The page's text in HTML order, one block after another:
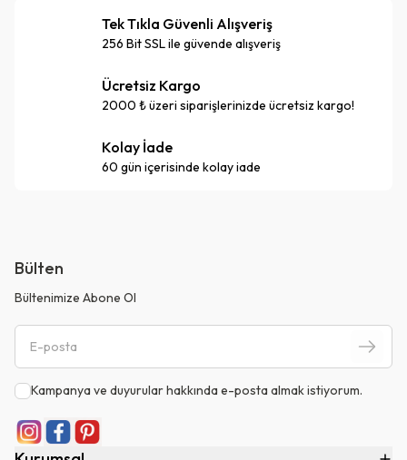
Tek Tıkla Güvenli Alışveriş
256 Bit SSL ile güvende alışveriş
Ücretsiz Kargo
2000 ₺ üzeri siparişlerinizde ücretsiz kargo!
Kolay İade
60 gün içerisinde kolay iade
Bülten
Bültenimize Abone Ol
Kampanya ve duyurular hakkında e-posta almak istiyorum.